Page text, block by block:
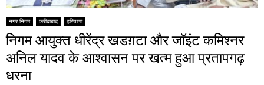
नगर निगम फरीदाबाद हरियाणा
निगम आयुक्त धीरेंद्र खडग़टा और जॉइंट कमिश्नर
अनिल यादव के आश्वासन पर खत्म हुआ प्रतापगढ़
धरना